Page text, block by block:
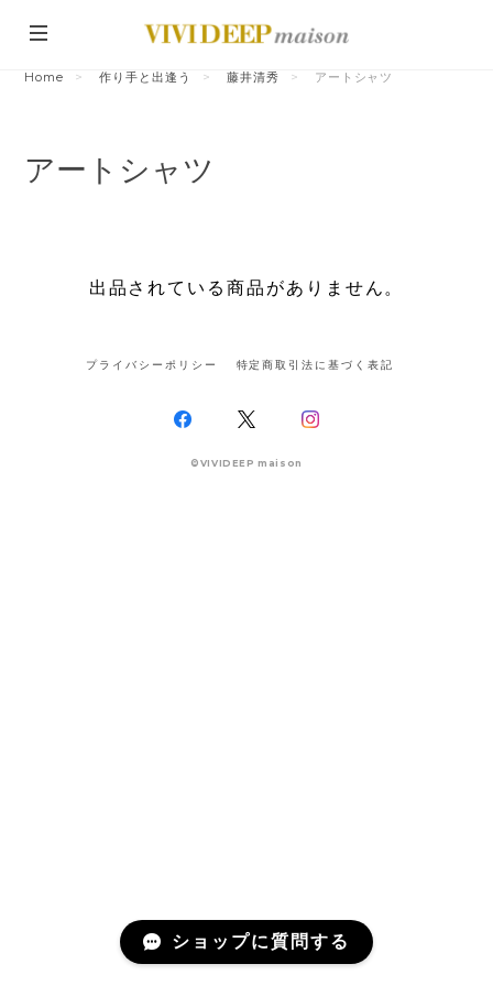
Home 作り手と出逢う 藤井清秀 アートシャツ
アートシャツ
出品されている商品がありません。
プライバシーポリシー 特定商取引法に基づく表記
©VIVIDEEP maison
ショップに質問する